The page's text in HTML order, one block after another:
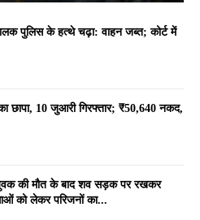
पुलिस के हत्थे चढ़ा: वाहन जब्त; कोर्ट में
10 जुआरी गिरफ्तार; ₹50,640 नकद,
की मौत के बाद शव सड़क पर रखकर
को लेकर परिजनों का...